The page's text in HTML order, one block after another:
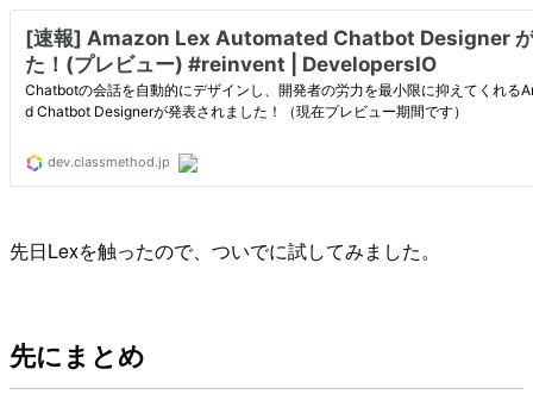
先日Lexを触ったので、ついでに試してみました。
先にまとめ